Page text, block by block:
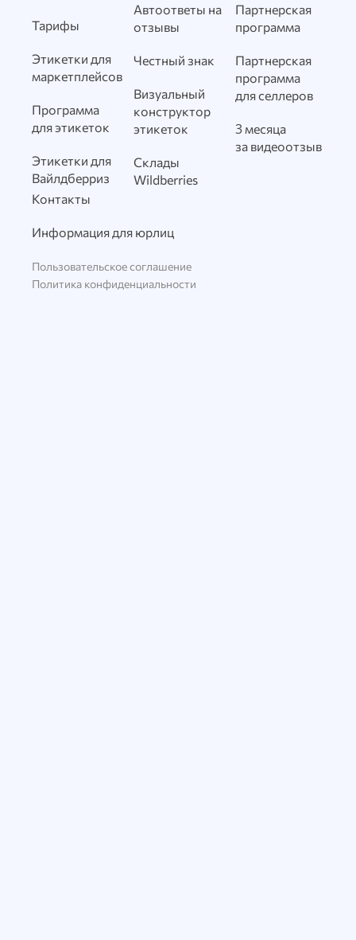
Тарифы
Этикетки для
маркетплейсов
Программа
для этикеток
Этикетки для
Вайлдберриз
Автоответы на
отзывы
Честный знак
Визуальный
конструктор
этикеток
Склады
Wildberries
Партнерская
программа
Партнерская
программа
для селлеров
3 месяца
за видеоотзыв
Контакты
Информация для юрлиц
Пользовательское соглашение
Политика конфиденциальности